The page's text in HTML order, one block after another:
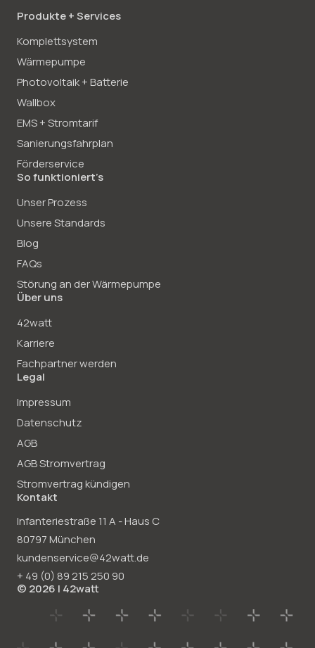
Produkte + Services
Komplettsystem
Wärmepumpe
Photovoltaik + Batterie
Wallbox
EMS + Stromtarif
Sanierungsfahrplan
Förderservice
So funktioniert’s
Unser Prozess
Unsere Standards
Blog
FAQs
Störung an der Wärmepumpe
Über uns
42watt
Karriere
Fachpartner werden
Legal
Impressum
Datenschutz
AGB
AGB Stromvertrag
Stromvertrag kündigen
Kontakt
Infanteriestraße 11 A - Haus C
80797 München
kundenservice@42watt.de
+ 49 (0) 89 215250 90
© 2026 | 42watt